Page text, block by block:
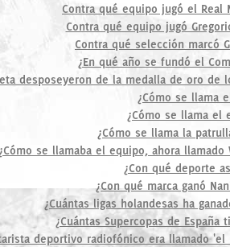
Contra qué equipo jugó el Real
Contra qué equipo jugó
Contra qué selección marcó
¿En qué año se fundó el
desposeyeron de la medalla de oro de
¿Cómo se llama
¿Cómo se llama el
¿Cómo se llama la
¿Cómo se llamaba el equipo, ahora llamado
¿Con qué deporte
¿Con qué marca ganó
¿Cuántas ligas holandesas ha
¿Cuántas Supercopas de
deportivo radiofónico era llamado